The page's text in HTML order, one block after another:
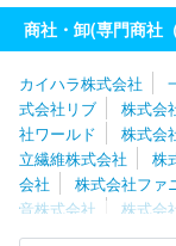
社アラ
有限会社コ
株式会社ヒットマン
商社・卸(専門商社
カイハラ株式会社
式会社リブ
株式会
社ワールド
株式会
立繊維株式会社
株
会社
株式会社ファ
音株式会社
株式会
社
株式会社クラボ